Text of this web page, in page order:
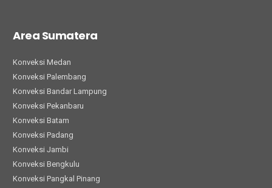
Area Sumatera
Konveksi Medan
Konveksi Palembang
Konveksi Bandar Lampung
Konveksi Pekanbaru
Konveksi Batam
Konveksi Padang
Konveksi Jambi
Konveksi Bengkulu
Konveksi Pangkal Pinang